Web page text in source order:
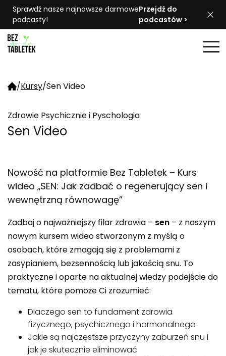
Sprawdź nasze najnowsze darmowe
podcasty!
Przejdź do
podcastów >
/Kursy/Sen Video
Zdrowie Psychicznie i Pyschologia
Sen Video
Nowość na platformie Bez Tabletek – Kurs
wideo „SEN: Jak zadbać o regenerujący sen i
wewnętrzną równowagę”
Zadbaj o najważniejszy filar zdrowia – sen – z naszym
nowym kursem wideo stworzonym z myślą o
osobach, które zmagają się z problemami z
zasypianiem, bezsennością lub jakością snu. To
praktyczne i oparte na aktualnej wiedzy podejście do
tematu, które pomoże Ci zrozumieć:
Dlaczego sen to fundament zdrowia
fizycznego, psychicznego i hormonalnego
Jakie są najczęstsze przyczyny zaburzeń snu i
jak je skutecznie eliminować